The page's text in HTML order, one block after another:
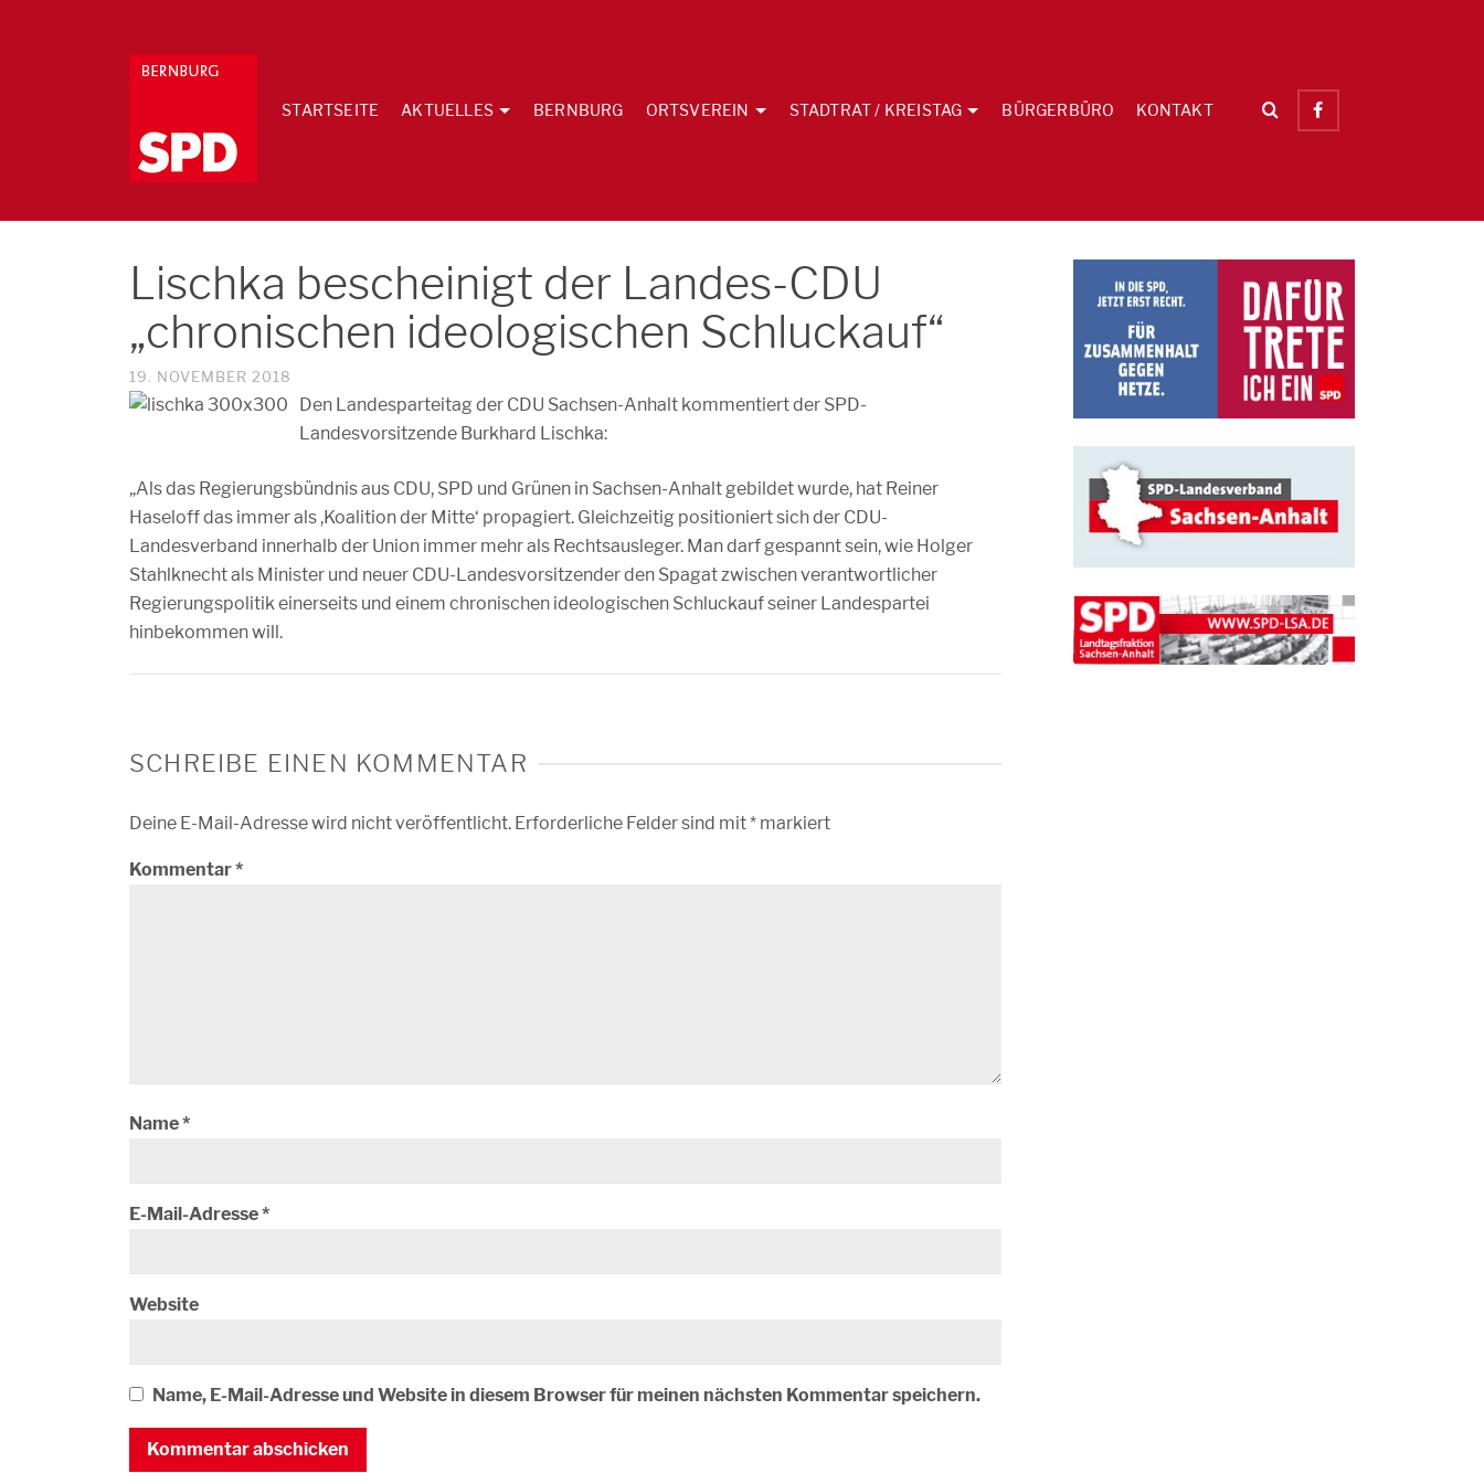
STARTSEITE AKTUELLES BERNBURG ORTSVEREIN STADTRAT / KREISTAG BÜRGERBÜRO KONTAKT
Lischka bescheinigt der Landes-CDU
„chronischen ideologischen Schluckauf“
19. NOVEMBER 2018
Den Landesparteitag der CDU Sachsen-Anhalt kommentiert der SPD-
Landesvorsitzende Burkhard Lischka:
„Als das Regierungsbündnis aus CDU, SPD und Grünen in Sachsen-Anhalt gebildet wurde, hat Reiner
Haseloff das immer als ,Koalition der Mitte‘ propagiert. Gleichzeitig positioniert sich der CDU-
Landesverband innerhalb der Union immer mehr als Rechtsausleger. Man darf gespannt sein, wie Holger
Stahlknecht als Minister und neuer CDU-Landesvorsitzender den Spagat zwischen verantwortlicher
Regierungspolitik einerseits und einem chronischen ideologischen Schluckauf seiner Landespartei
hinbekommen will.
SCHREIBE EINEN KOMMENTAR
Deine E-Mail-Adresse wird nicht veröffentlicht. Erforderliche Felder sind mit* markiert
Kommentar*
Name*
E-Mail-Adresse*
Website
Name, E-Mail-Adresse und Website in diesem Browser für meinen nächsten Kommentar speichern.